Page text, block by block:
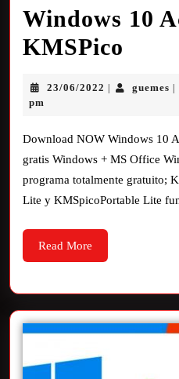
Windows 10
KMSPico
23/06/2022 guemes
pm
Download NOW Windows 10
gratis Windows + MS Office
programa totalmente gratuito;
Lite y KMSpicoPortable Lite
Read More